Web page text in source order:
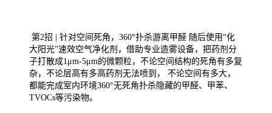
第2招 | 针对空间死角，360°扑杀游离甲醛 随后使用“化
大阳光”速效空气净化剂，借助专业造雾设备，把药剂分
子打散成1μm-5μm的微颗粒，不论空间结构的死角有多复
杂，不论层高有多高药剂无法喷到， 不论空间有多大，
都能完成室内环境360°无死角扑杀隐藏的甲醛、甲苯、
TVOCs等污染物。